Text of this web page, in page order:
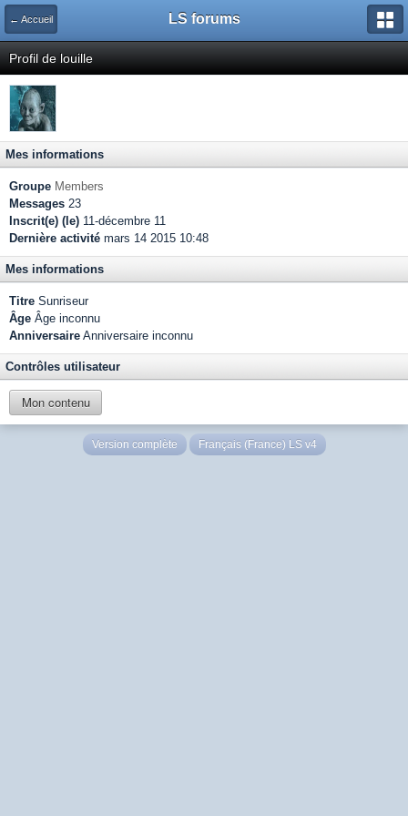
← Accueil LS forums
Profil de louille
Mes informations
Groupe Members
Messages 23
Inscrit(e) (le) 11-décembre 11
Dernière activité mars 14 2015 10:48
Mes informations
Titre Sunriseur
Âge Âge inconnu
Anniversaire Anniversaire inconnu
Contrôles utilisateur
Mon contenu
Version complète Français (France) LS v4